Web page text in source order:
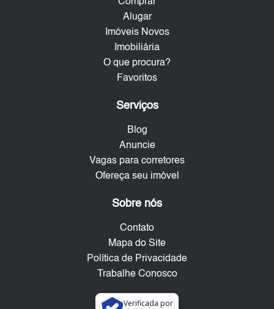
Alugar
Imóveis Novos
Imobiliária
O que procura?
Favoritos
Serviços
Blog
Anuncie
Vagas para corretores
Ofereça seu imóvel
Sobre nós
Contato
Mapa do Site
Política de Privacidade
Trabalhe Conosco
Verificada por